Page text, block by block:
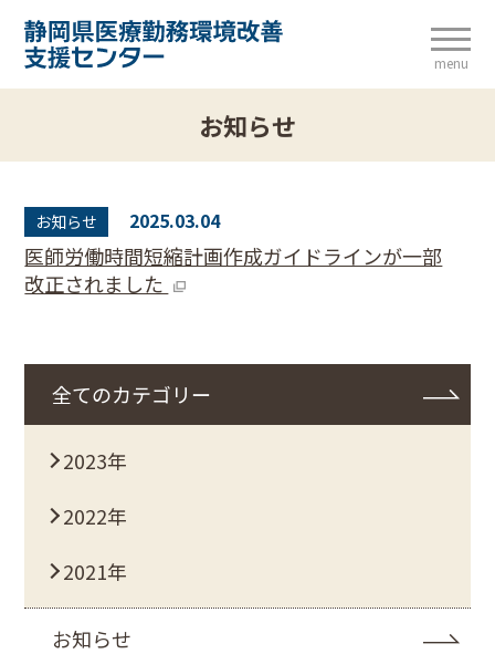
menu
お知らせ
お知らせ 2025.03.04
医師労働時間短縮計画作成ガイドラインが一部
改正されました
全てのカテゴリー
2023年
2022年
2021年
お知らせ